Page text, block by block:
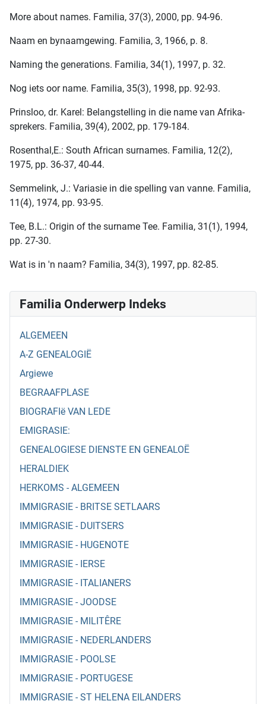
Familia Onderwerp Indeks
ALGEMEEN
A-Z GENEALOGIË
Argiewe
BEGRAAFPLASE
BIOGRAFIë VAN LEDE
EMIGRASIE:
GENEALOGIESE DIENSTE EN GENEALOË
HERALDIEK
HERKOMS - ALGEMEEN
IMMIGRASIE - BRITSE SETLAARS
IMMIGRASIE - DUITSERS
IMMIGRASIE - HUGENOTE
IMMIGRASIE - IERSE
IMMIGRASIE - ITALIANERS
IMMIGRASIE - JOODSE
IMMIGRASIE - MILITÊRE
IMMIGRASIE - NEDERLANDERS
IMMIGRASIE - POOLSE
IMMIGRASIE - PORTUGESE
IMMIGRASIE - ST HELENA EILANDERS
More about names. Familia, 37(3), 2000, pp. 94-96.
Naam en bynaamgewing. Familia, 3, 1966, p. 8.
Naming the generations. Familia, 34(1), 1997, p. 32.
Nog iets oor name. Familia, 35(3), 1998, pp. 92-93.
Prinsloo, dr. Karel: Belangstelling in die name van Afrika-
sprekers. Familia, 39(4), 2002, pp. 179-184.
Rosenthal,E.: South African surnames. Familia, 12(2),
1975, pp. 36-37, 40-44.
Semmelink, J.: Variasie in die spelling van vanne. Familia,
11(4), 1974, pp. 93-95.
Tee, B.L.: Origin of the surname Tee. Familia, 31(1), 1994,
pp. 27-30.
Wat is in 'n naam? Familia, 34(3), 1997, pp. 82-85.